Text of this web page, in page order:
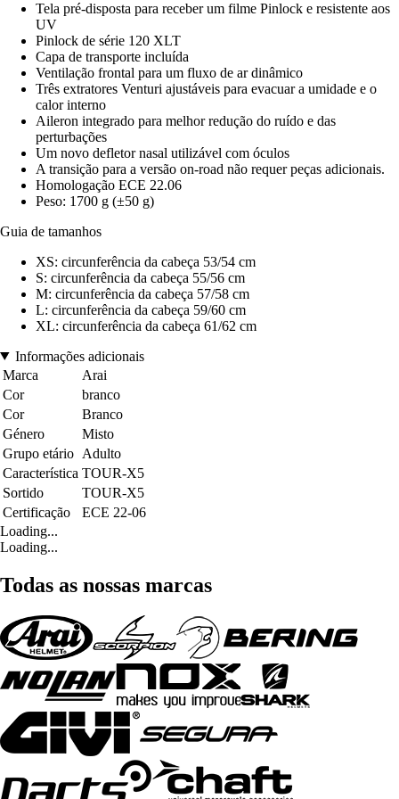
Tela pré-disposta para receber um filme Pinlock e resistente aos
UV
Pinlock de série 120 XLT
Capa de transporte incluída
Ventilação frontal para um fluxo de ar dinâmico
Três extratores Venturi ajustáveis para evacuar a umidade e o
calor interno
Aileron integrado para melhor redução do ruído e das
perturbações
Um novo defletor nasal utilizável com óculos
A transição para a versão on-road não requer peças adicionais.
Homologação ECE 22.06
Peso: 1700 g (±50 g)
Guia de tamanhos
XS: circunferência da cabeça 53/54 cm
S: circunferência da cabeça 55/56 cm
M: circunferência da cabeça 57/58 cm
L: circunferência da cabeça 59/60 cm
XL: circunferência da cabeça 61/62 cm
Informações adicionais
Marca
Arai
Cor
branco
Cor
Branco
Género
Misto
Grupo etário Adulto
Característica TOUR-X5
Sortido
TOUR-X5
Certificação
ECE 22-06
Loading...
Loading...
Todas as nossas marcas